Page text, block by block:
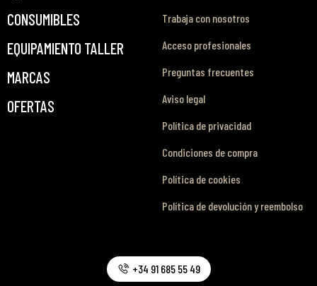
CONSUMIBLES
EQUIPAMIENTO TALLER
MARCAS
OFERTAS
Trabaja con nosotros
Acceso profesionales
Preguntas frecuentes
Aviso legal
Política de privacidad
Condiciones de compra
Política de cookies
Política de devolución y reembolso
+34 91 685 55 49